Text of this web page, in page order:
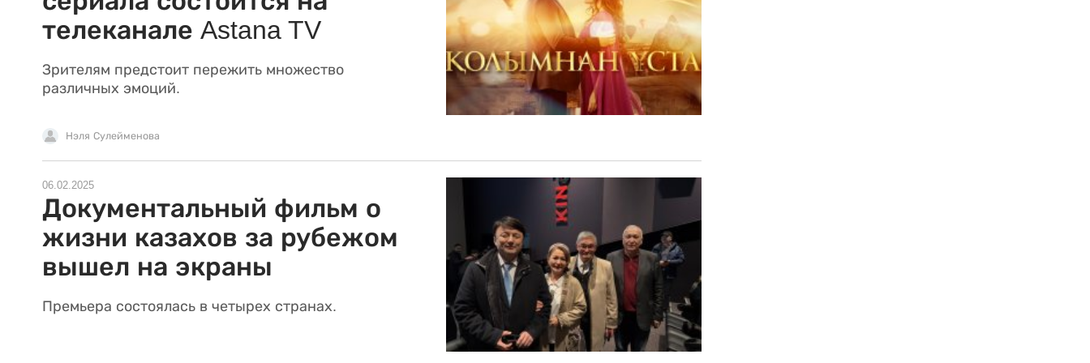
телеканале Astana TV
Зрителям предстоит пережить множество
различных эмоций.
Нэля Сулейменова
06.02.2025
Документальный фильм о
жизни казахов за рубежом
вышел на экраны
Премьера состоялась в четырех странах.